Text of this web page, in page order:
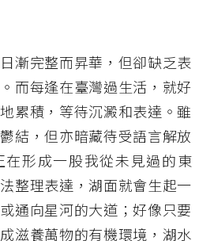
漸完整而昇華，但卻缺乏表
而每逢在臺灣過生活，就好
累積，等待沉澱和表達。雖
結，但亦暗藏待受語言解放
在形成一股我從未見過的東
整理表達，湖面就會生起一
通向星河的大道；好像只要
滋養萬物的有機環境，湖水